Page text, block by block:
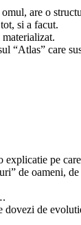
are o
si a facut.
“Atlas” care
explicatie pe
de oameni,
dovezi de